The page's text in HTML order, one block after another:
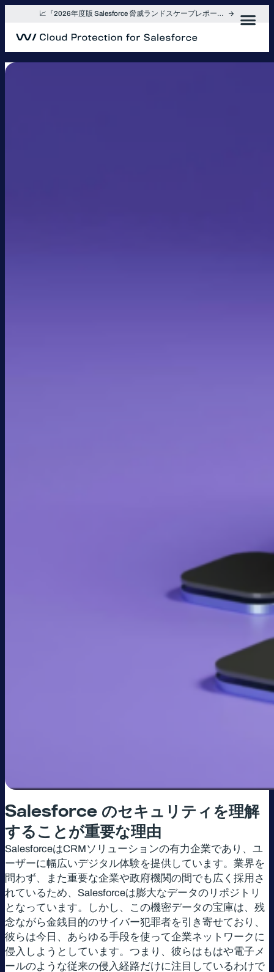
ス
キ
📈『2026年度版 Salesforce 脅威ランドスケープレポート』を入手
Salesforce のセキュリティを理解
することが重要な理由
SalesforceはCRMソリューションの有力企業であり、ユ
ーザーに幅広いデジタル体験を提供しています。業界を
問わず、また重要な企業や政府機関の間でも広く採用さ
れているため、Salesforceは膨大なデータのリポジトリ
となっています。しかし、この機密データの宝庫は、残
念ながら金銭目的のサイバー犯罪者を引き寄せており、
彼らは今日、あらゆる手段を使って企業ネットワークに
侵入しようとしています。つまり、彼らはもはや電子メ
ールのような従来の侵入経路だけに注目しているわけで